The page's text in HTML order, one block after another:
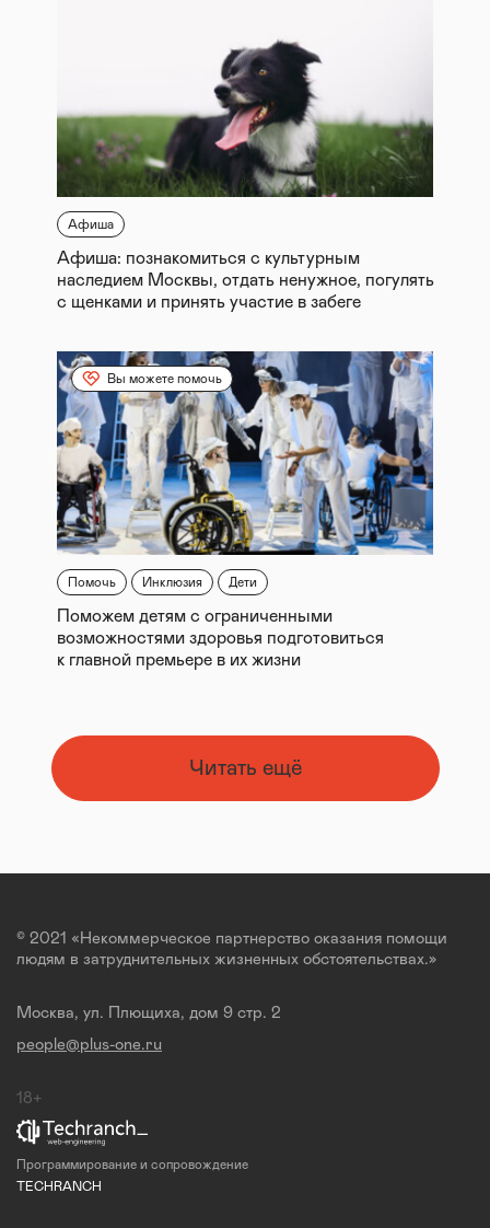
Афиша
Афиша: познакомиться с культурным
наследием Москвы, отдать ненужное, погулять
с щенками и принять участие в забеге
Вы можете помочь
Помочь Инклюзия Дети
Поможем детям с ограниченными
возможностями здоровья подготовиться
к главной премьере в их жизни
Читать ещё
© 2021 «Некоммерческое партнерство оказания помощи
людям в затруднительных жизненных обстоятельствах.»
Москва, ул. Плющиха, дом 9 стр. 2
people@plus-one.ru
18+
Программирование и сопровождение
TECHRANCH